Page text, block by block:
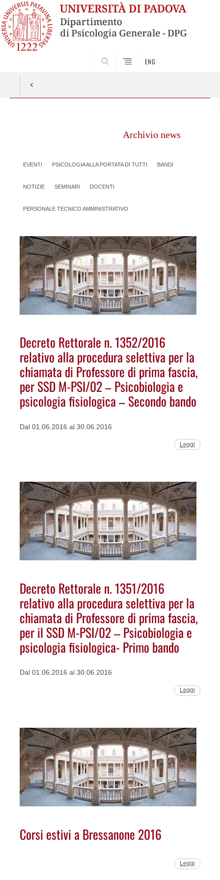
ENG
Archivio news
EVENTI PSICOLOGIA ALLA PORTATA DI TUTTI BANDI
NOTIZIE SEMINARI DOCENTI
PERSONALE TECNICO AMMINISTRATIVO
Decreto Rettorale n. 1352/2016
relativo alla procedura selettiva per la
chiamata di Professore di prima fascia,
per SSD M-PSI/02 – Psicobiologia e
psicologia fisiologica – Secondo bando
Dal 01.06.2016 al 30.06.2016
Leggi
Decreto Rettorale n. 1351/2016
relativo alla procedura selettiva per la
chiamata di Professore di prima fascia,
per il SSD M-PSI/02 – Psicobiologia e
psicologia fisiologica- Primo bando
Dal 01.06.2016 al 30.06.2016
Leggi
Corsi estivi a Bressanone 2016
Leggi